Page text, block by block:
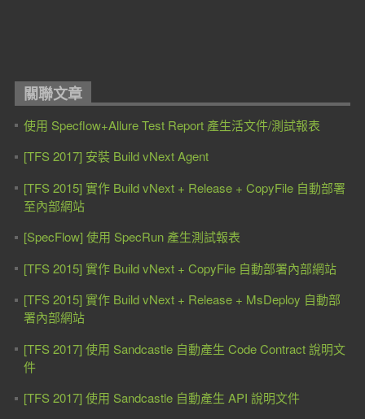
關聯文章
使用 Specflow+Allure Test Report 產生活文件/測試報表
[TFS 2017] 安裝 Build vNext Agent
[TFS 2015] 實作 Build vNext + Release + CopyFile 自動部署
至內部網站
[SpecFlow] 使用 SpecRun 產生測試報表
[TFS 2015] 實作 Build vNext + CopyFile 自動部署內部網站
[TFS 2015] 實作 Build vNext + Release + MsDeploy 自動部
署內部網站
[TFS 2017] 使用 Sandcastle 自動產生 Code Contract 說明文
件
[TFS 2017] 使用 Sandcastle 自動產生 API 說明文件